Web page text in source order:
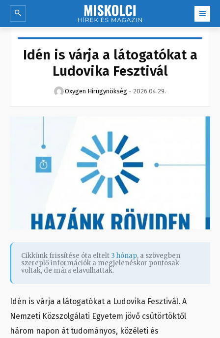
Idén is várja a látogatókat a
Ludovika Fesztivál
Oxygen Hirügynökség - 2026.04.29.
Cikkünk frissítése óta eltelt 3 hónap, a szövegben
szereplő információk a megjelenéskor pontosak
voltak, de mára elavulhattak.
Idén is várja a látogatókat a Ludovika Fesztivál. A
Nemzeti Közszolgálati Egyetem jövő csütörtöktől
három napon át tudományos, közéleti és